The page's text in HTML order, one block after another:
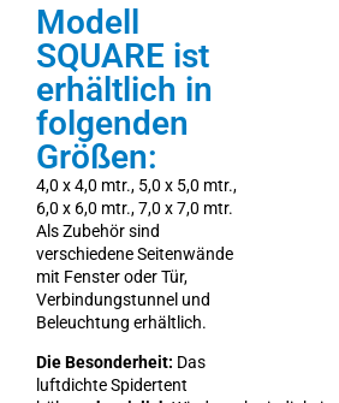
Modell
SQUARE ist
erhältlich in
folgenden
Größen:
4,0 x 4,0 mtr., 5,0 x 5,0 mtr.,
6,0 x 6,0 mtr., 7,0 x 7,0 mtr.
Als Zubehör sind
verschiedene Seitenwände
mit Fenster oder Tür,
Verbindungstunnel und
Beleuchtung erhältlich.
Die Besonderheit: Das
luftdichte Spidertent